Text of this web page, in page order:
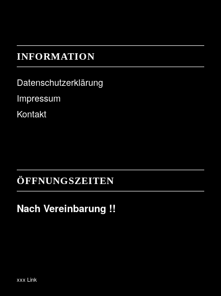
INFORMATION
Datenschutzerklärung
Impressum
Kontakt
ÖFFNUNGSZEITEN
Nach Vereinbarung !!
xxx Link